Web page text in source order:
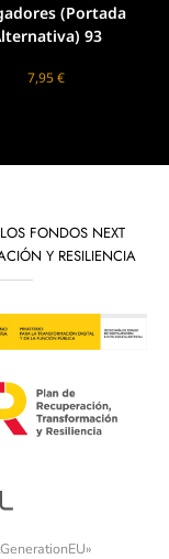
(Portada
93
7,95€
FONDOS NEXT
Y RESILIENCIA